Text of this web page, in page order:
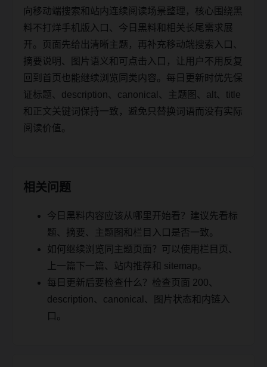
向移动端搜索和站内连续阅读场景整理，核心围绕黑
料不打烊手机版入口、今日黑料和相关长尾需求展
开。页面先给出清晰主题，再补充移动端搜索入口、
摘要说明、图片语义和可点击入口，让用户不用反复
回到首页也能继续浏览同类内容。每日更新时优先保
证标题、description、canonical、主题图、alt、title
和正文关键词保持一致，避免只替换词语而没有实际
阅读价值。
相关问题
今日黑料内容应该从哪里开始看？建议先看标
题、摘要、主题图和栏目入口是否一致。
如何继续浏览同主题页面？可以使用栏目页、
上一篇下一篇、站内推荐和 sitemap。
每日更新后要检查什么？检查页面 200、
description、canonical、图片状态和内链入
口。